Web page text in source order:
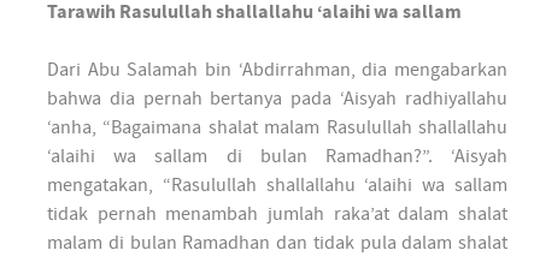
Tarawih Rasulullah shallallahu ‘alaihi wa sallam
Dari Abu Salamah bin ‘Abdirrahman, dia mengabarkan
bahwa dia pernah bertanya pada ‘Aisyah radhiyallahu
‘anha, “Bagaimana shalat malam Rasulullah shallallahu
‘alaihi wa sallam di bulan Ramadhan?”. ‘Aisyah
mengatakan, “Rasulullah shallallahu ‘alaihi wa sallam
tidak pernah menambah jumlah raka’at dalam shalat
malam di bulan Ramadhan dan tidak pula dalam shalat